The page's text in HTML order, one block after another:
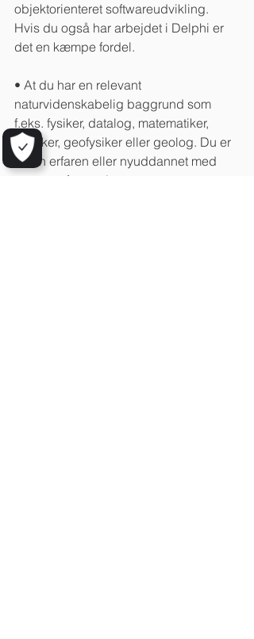
objektorienteret softwareudvikling.
Hvis du også har arbejdet i Delphi er
det en kæmpe fordel.
• At du har en relevant
naturvidenskabelig baggrund som
f.eks. fysiker, datalog, matematiker,
kemiker, geofysiker eller geolog. Du er
enten erfaren eller nyuddannet med
masser af energi.